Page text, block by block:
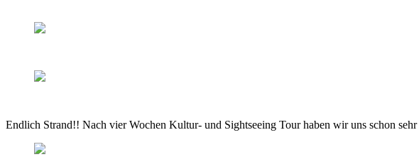
Endlich Strand!! Nach vier Wochen Kultur- und Sightseeing Tour haben wir uns schon